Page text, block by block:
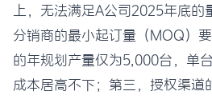
上，无法满足A公司2025年底
分销商的最小起订量（MOQ）
的年规划产量仅为5,000台，单
成本居高不下；第三，授权渠道